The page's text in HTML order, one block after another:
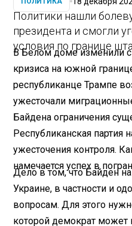
Политики нашли
президента и смогли
условия по границе
В Белом доме изменили
кризиса на южной
республиканце Трампе
ужесточали
Байдена ограничения
Республиканская партия
ужесточения контроля.
намечается успех в
Дело в том, что Байден
Украине, в частности и
вопросам. Для этого
которой демократ может